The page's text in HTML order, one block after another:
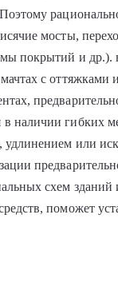
мосты,
покрытий и др.).
с
наличии гибких
удлинением или
схем
поможет